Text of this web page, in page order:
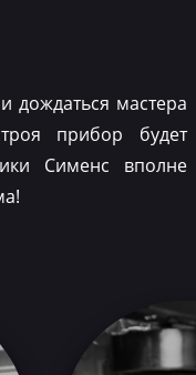
дождаться мастера
прибор будет
Сименс вполне